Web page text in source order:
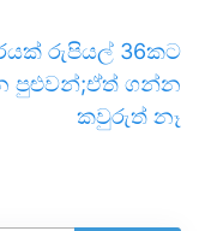
රුපියල් 36කට
පුළුවන්;ඒත් ගන්න
කවුරුත් නෑ